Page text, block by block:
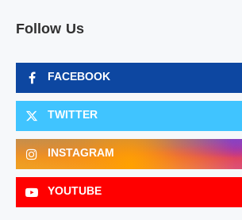
Follow Us
FACEBOOK
TWITTER
INSTAGRAM
YOUTUBE